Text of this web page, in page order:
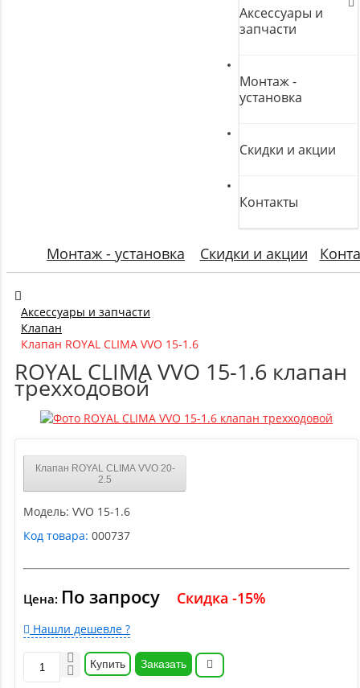
Аксессуары и
запчасти
Монтаж -
установка
Скидки и акции
Контакты
Монтаж - установка Скидки и акции
Аксессуары и запчасти
Клапан
Клапан ROYAL CLIMA VVO 15-1.6
ROYAL CLIMA VVO 15-1.6 клапан
трехходовой
Клапан ROYAL CLIMA VVO 20-
2.5
Модель: VVO 15-1.6
Код товара: 000737
Цена: По запросу Скидка -15%
Нашли дешевле ?
Купить Заказать